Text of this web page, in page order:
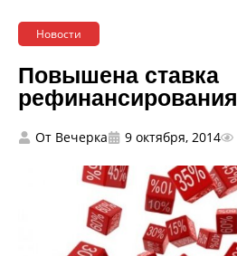
Новости
Повышена ставка
рефинансирования
От Вечерка 9 октября, 2014